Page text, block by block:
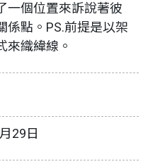
一個位置來訴說著彼
係點。PS.前提是以架
來織緯線。
29日